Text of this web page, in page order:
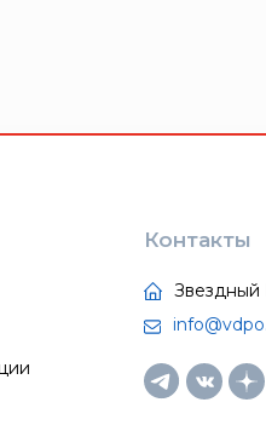
Контакты
Звездный